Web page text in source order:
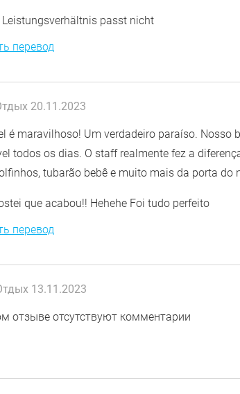
Leistungsverhältnis passt nicht
перевод
20.11.2023
é maravilhoso! Um verdadeiro paraíso.
todos os dias. O staff realmente fez a
tubarão bebê e muito mais da porta do
que acabou!! Hehehe Foi tudo perfeito
перевод
13.11.2023
отзыве отсутствуют комментарии